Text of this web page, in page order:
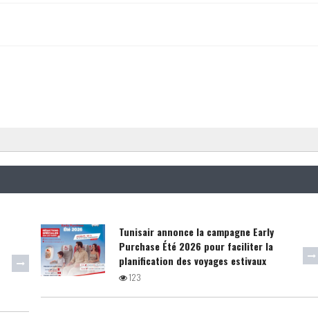
Tunisair annonce la campagne Early
Purchase Été 2026 pour faciliter la
planification des voyages estivaux
123